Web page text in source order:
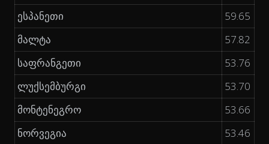
ესპანეთი
59.65
მალტა
57.82
საფრანგეთი
53.76
ლუქსემბურგი
53.70
მონტენეგრო
53.66
ნორვეგია
53.46